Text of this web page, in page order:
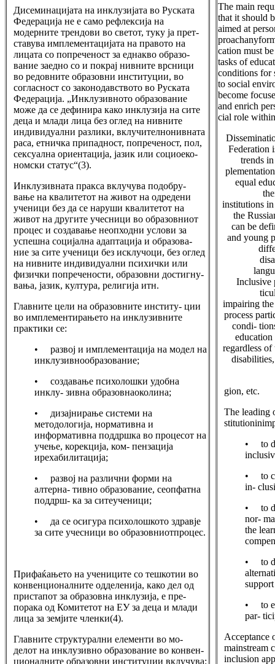
Дисеминацијата на инклузијата во Руската
Федерација не е само рефлексија на
модерните трендови во светот, туку ја прет-
ставува имплементацијата на правото на
лицата со попреченост за еднакво образо-
вание заедно со и покрај нивните врсници
во редовните образовни институции, во
согласност со законодавството во Руската
Федерација. „Инклузивното образование
може да се дефинира како инклузија на сите
деца и млади лица без оглед на нивните
индивидуални разлики, вклучителнонивната
раса, етничка припадност, попреченост, пол,
сексуална ориентација, јазик или социоеко-
номски статус“(3).
Инклузивната пракса вклучува подобру-
вање на квалитетот на живот на одредени
ученици без да се наруши квалитетот на
живот на другите учесници во образовниот
процес и создавање неопходни услови за
успешна социјална адаптација и образова-
ние за сите ученици без исклучоци, без оглед
на нивните индивидуални психички или
физички попречености, образовни достигну-
вања, јазик, култура, религија итн.
Главните цели на образовните институ- ции
во имплементирањето на инклузивните
практики се:
• развој и имплементација на модел на
инклузивнообразование;
• создавање психолошки удобна
инклу- зивна образовнаоколина;
• дизајнирање системи на
методологија, нормативна и
информативна поддршка во процесот на
учење, корекција, ком- пензација
ирехабилитација;
• развој на различни форми на
алтерна- тивно образование, сеопфатна
поддрш- ка за ситеученици;
• да се осигура психолошкото здравје
за сите учесници во образовниотпроцес.
Прифаќањето на учениците со тешкотии во
конвенционалните одделенија, како дел од
пристапот за образовна инклузија, е пре-
порака од Комитетот на ЕУ за деца и млади
лица за земјите членки(4).
Главните структурални елементи во мо-
делот на инклузивно образование во конвен-
ционалните образовни институции вклучува:
The main
that it should
aimed at
cation must
tasks of
conditions for
to social
become
and enrich
cial role
Federation
trends
equal
institutions
the
can be
and young
Inclusive
impairing
process
condi-
regardless
gion, etc.
The leading
• to
• to
in-
• to
nor-
the
• to
• to
par-
Acceptance
mainstream
inclusion